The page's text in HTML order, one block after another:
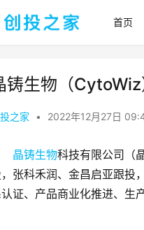
首页
铸生物（
之家 • 2022年12月27日
晶铸生物科技有限公司（
张科禾润、金昌启亚跟投
证、产品商业化推进、生